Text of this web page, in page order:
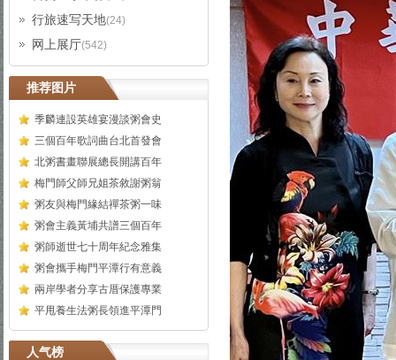
行旅速写天地(24)
网上展厅(542)
推荐图片
季麟連設英雄宴漫談粥會史
三個百年歌詞曲台北首發會
北粥書畫聯展總長開講百年
梅門師父師兄姐茶敘謝粥翁
粥友與梅門緣結禪茶粥一味
粥會主義黃埔共譜三個百年
粥師逝世七十周年紀念雅集
粥會攜手梅門平潭行有意義
兩岸學者分享古厝保護專業
平甩養生法粥長領進平潭門
人气榜